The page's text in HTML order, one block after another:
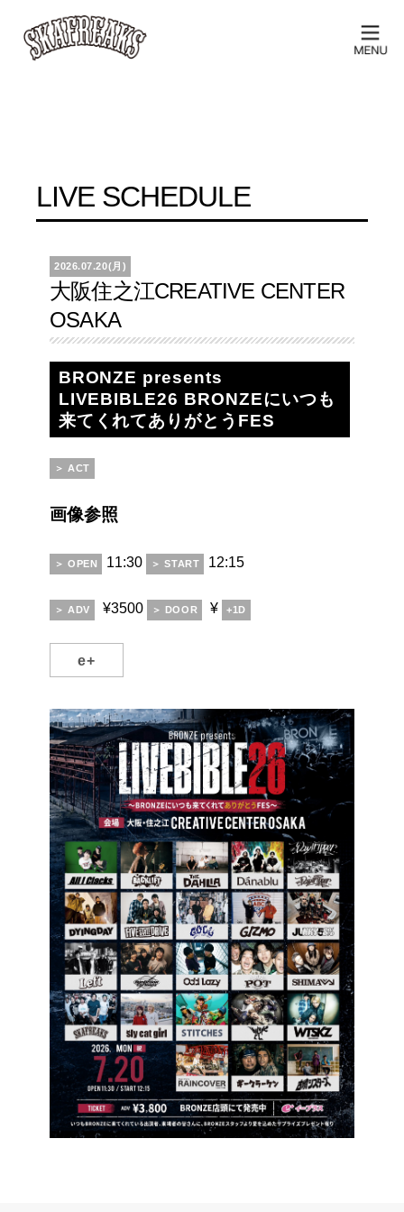
LIVE SCHEDULE
2026.07.20(月)
大阪住之江CREATIVE CENTER
OSAKA
BRONZE presents
LIVEBIBLE26 BRONZEにいつも
来てくれてありがとうFES
＞ ACT
画像参照
＞ OPEN 11:30 ＞ START 12:15
＞ ADV ¥3500 ＞ DOOR ¥ +1D
e+